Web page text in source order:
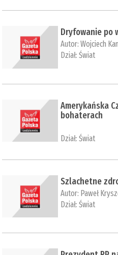
Dryfowanie po
Autor:Wojciech
Dział:Świat
Amerykańska
bohaterach
Dział:Świat
Szlachetne
Autor: Paweł
Dział:Świat